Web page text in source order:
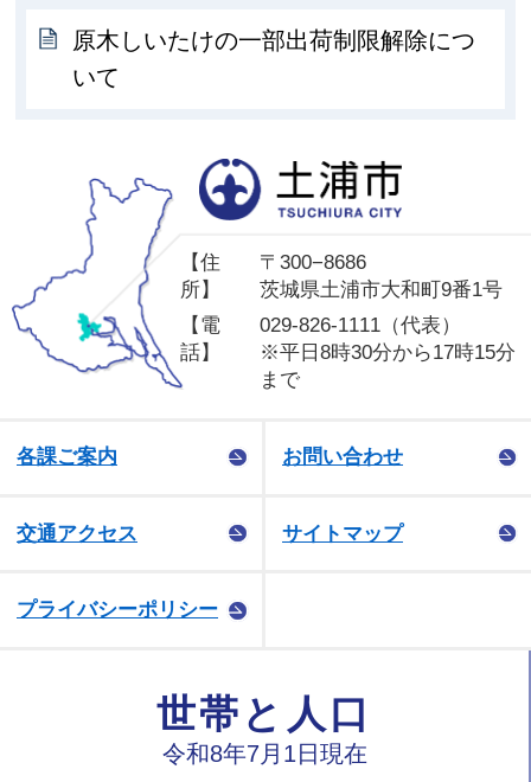
原木しいたけの一部出荷制限解除につ
いて
【住
所】
〒300−8686
茨城県土浦市大和町9番1号
【電
話】
029-826-1111（代表）
※平日8時30分から17時15分
まで
各課ご案内 お問い合わせ
交通アクセス サイトマップ
プライバシーポリシー